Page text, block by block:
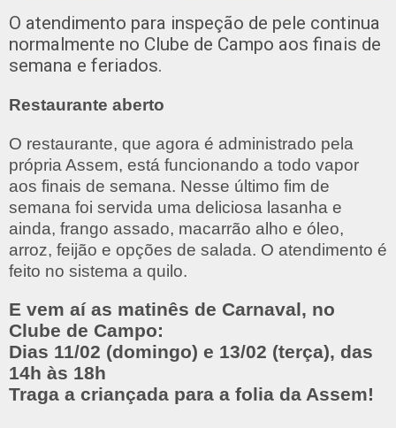
O atendimento para inspeção de pele continua
normalmente no Clube de Campo aos finais de
semana e feriados.
Restaurante aberto
O restaurante, que agora é administrado pela
própria Assem, está funcionando a todo vapor
aos finais de semana. Nesse último fim de
semana foi servida uma deliciosa lasanha e
ainda, frango assado, macarrão alho e óleo,
arroz, feijão e opções de salada. O atendimento é
feito no sistema a quilo.
E vem aí as matinês de Carnaval, no
Clube de Campo:
Dias 11/02 (domingo) e 13/02 (terça), das
14h às 18h
Traga a criançada para a folia da Assem!